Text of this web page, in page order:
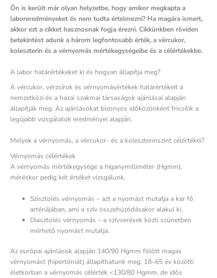
Ön is került már olyan helyzetbe, hogy amikor megkapta a
laboreredményeket és nem tudta értelmezni? Ha magára ismert,
akkor ezt a cikket hasznosnak fogja érezni. Cikkünkben röviden
betekintést adunk a három legfontosabb érték, a vércukor,
koleszterin és a vérnyomás mértékegységeibe és a célértékekbe.
A labor határértékeket ki és hogyan állapítja meg?
A vércukor, vérzsírok és vérnyomásértékek határértékeit a
nemzetközi és a hazai szakmai társaságok ajánlásai alapján
állapítják meg. Az ajánlásokat bizonyos időközönként frissítik a
legújabb vizsgálatok eredményei alapján.
Melyek a vérnyomás, a vércukor- és a koleszterinszint célértékei?
Vérnyomás célértékek
A vérnyomás mértékegysége a higanymilliméter (Hgmm),
méréskor pedig két értéket vizsgálunk.
Szisztolés vérnyomás – azt a nyomást mutatja a kar fő
artériájában, ami a szív összehúzódásakor alakul ki.
Diasztolés vérnyomás – a szívverések közti szünetben
mérhető nyomást mutatja.
Az európai ajánlások alapján 140/90 Hgmm fölött magas
vérnyomást (hipertóniát) állapíthatunk meg. 18–65 év közötti
életkorban a vérnyomás célérték <130/80 Hgmm, de idős